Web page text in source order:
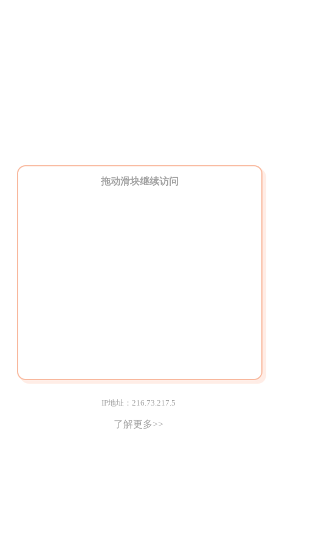
拖动滑块继续访问
IP地址：216.73.217.5
了解更多>>